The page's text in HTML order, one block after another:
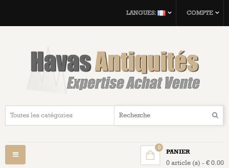
COMPTE
LANGUES:
PANIER
0 article (s) - € 0.00
0
Navigation
bascule